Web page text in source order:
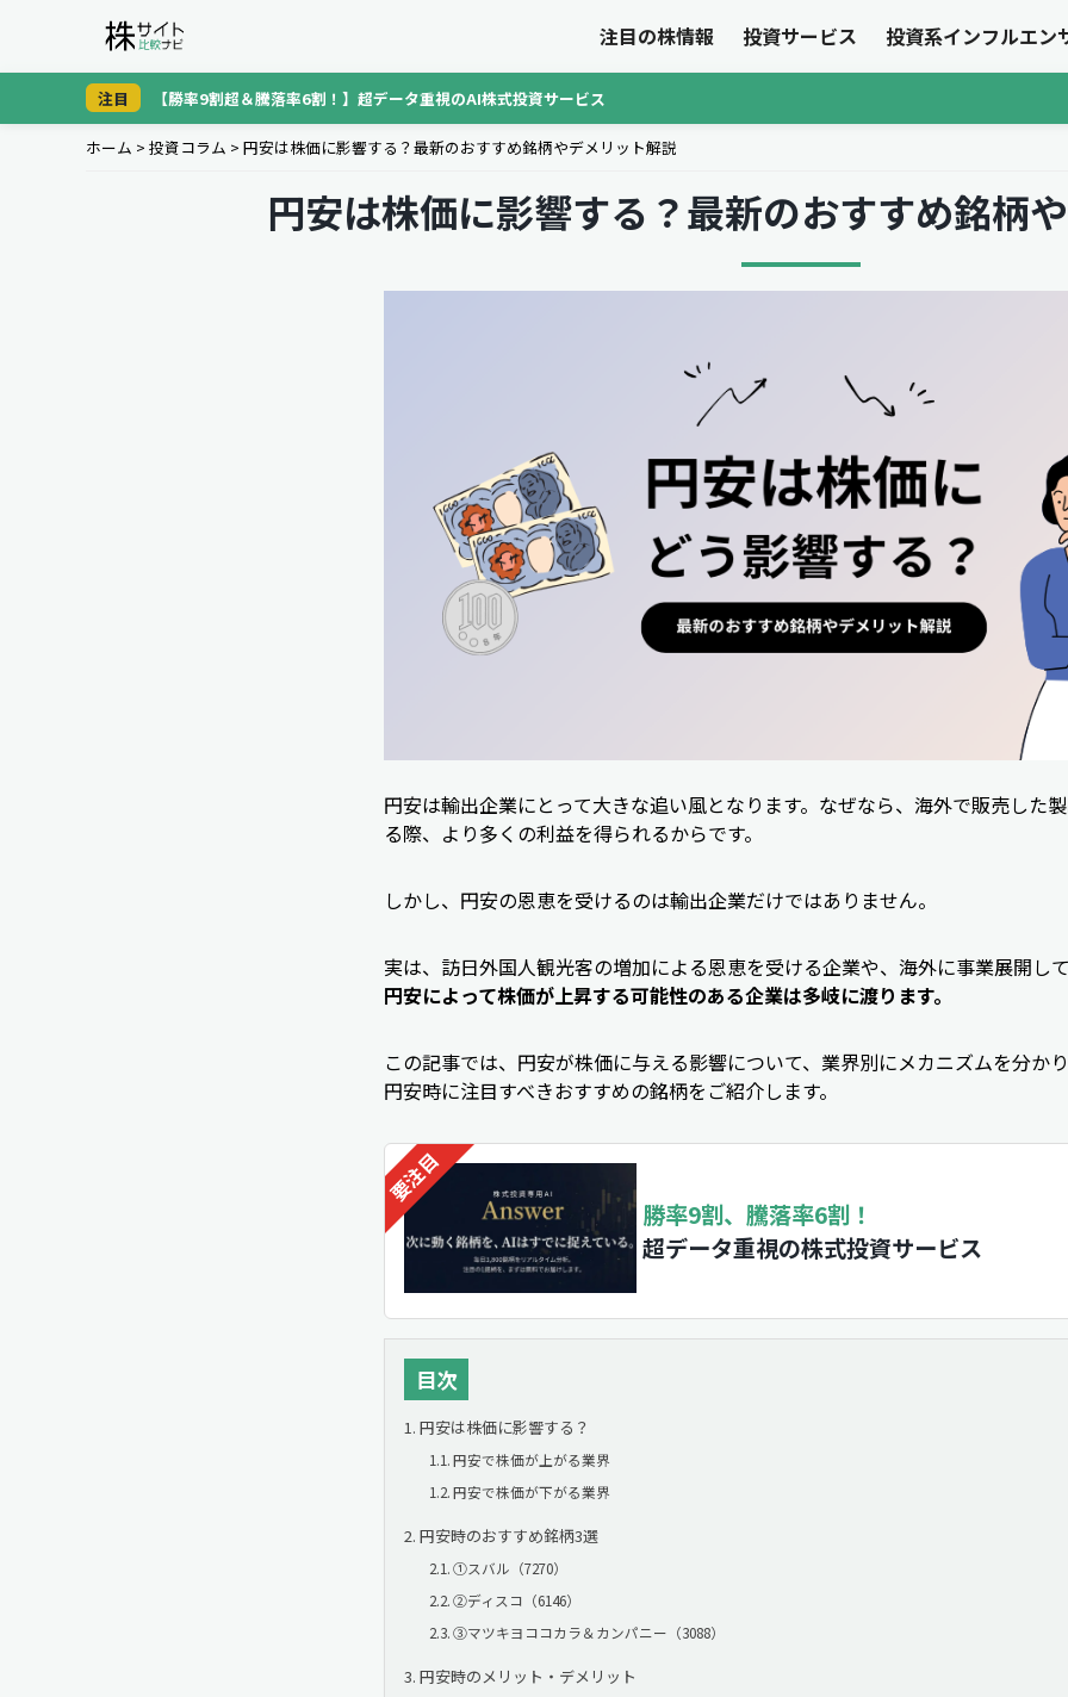
注目の株情報 投資サービス 投資系インフルエン
注目 【勝率9割超＆騰落率6割！】超データ重視のAI株式投資サービス
ホーム > 投資コラム > 円安は株価に影響する？最新のおすすめ銘柄やデメリット解説
円安は株価に影響する？最新のおすすめ銘柄
円安は輸出企業にとって大きな追い風となります。なぜなら、海外で販売した
る際、より多くの利益を得られるからです。
しかし、円安の恩恵を受けるのは輸出企業だけではありません。
実は、訪日外国人観光客の増加による恩恵を受ける企業や、海外に事業展開して
円安によって株価が上昇する可能性のある企業は多岐に渡ります。
この記事では、円安が株価に与える影響について、業界別にメカニズムを分かり
円安時に注目すべきおすすめの銘柄をご紹介します。
勝率9割、騰落率6割！
超データ重視の株式投資サービス
目次
円安は株価に影響する？
円安で株価が上がる業界
円安で株価が下がる業界
円安時のおすすめ銘柄3選
①スバル（7270）
②ディスコ（6146）
③マツキヨココカラ＆カンパニー（3088）
円安時のメリット・デメリット